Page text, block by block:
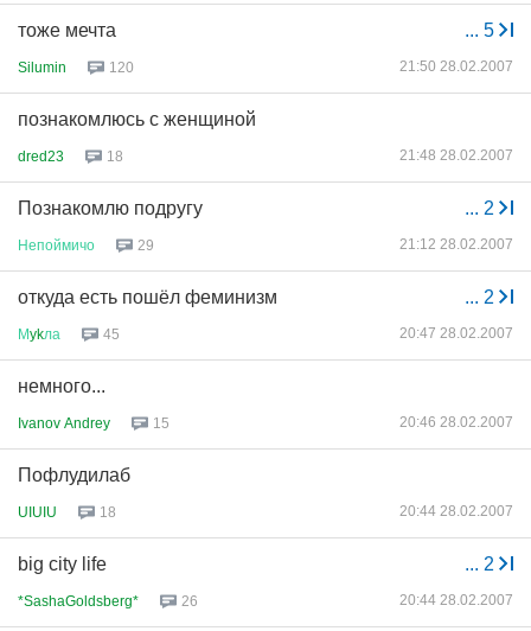
... 5
тоже мечта
Silumin 120 21:50 28.02.2007
познакомлюсь с женщиной
dred23 18 21:48 28.02.2007
... 2
Познакомлю подругу
Непоймичо 29 21:12 28.02.2007
... 2
откуда есть пошёл феминизм
Мykла 45 20:47 28.02.2007
немного...
Ivanov Andrey 15 20:46 28.02.2007
Пофлудилаб
UIUIU 18 20:44 28.02.2007
... 2
big city life
*SashaGoldsberg* 26 20:44 28.02.2007